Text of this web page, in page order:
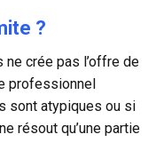
?
ne crée pas l’offre de
professionnel
sont atypiques ou si
résout qu’une partie